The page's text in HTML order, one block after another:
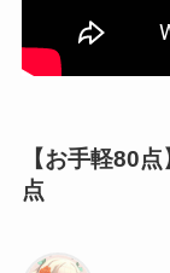
【お手軽80
点